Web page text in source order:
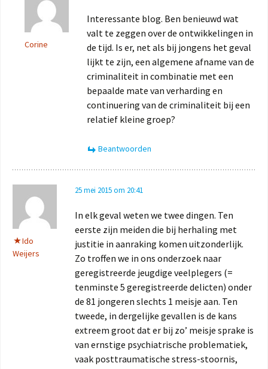
Corine
Interessante blog. Ben benieuwd wat
valt te zeggen over de ontwikkelingen in
de tijd. Is er, net als bij jongens het geval
lijkt te zijn, een algemene afname van de
criminaliteit in combinatie met een
bepaalde mate van verharding en
continuering van de criminaliteit bij een
relatief kleine groep?
Beantwoorden
Ido
Weijers
25 mei 2015 om 20:41
In elk geval weten we twee dingen. Ten
eerste zijn meiden die bij herhaling met
justitie in aanraking komen uitzonderlijk.
Zo troffen we in ons onderzoek naar
geregistreerde jeugdige veelplegers (=
tenminste 5 geregistreerde delicten) onder
de 81 jongeren slechts 1 meisje aan. Ten
tweede, in dergelijke gevallen is de kans
extreem groot dat er bij zo’ meisje sprake is
van ernstige psychiatrische problematiek,
vaak posttraumatische stress-stoornis,